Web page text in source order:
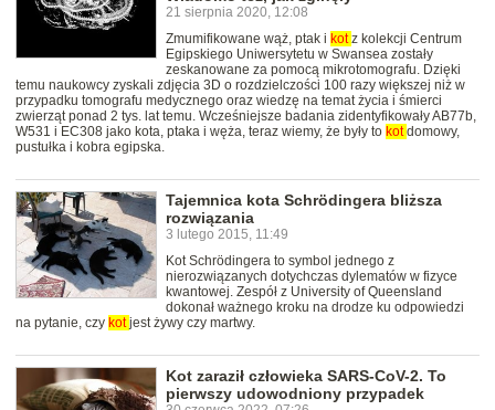
21 sierpnia 2020, 12:08
Zmumifikowane wąż, ptak i kotz kolekcji Centrum
Egipskiego Uniwersytetu w Swansea zostały
zeskanowane za pomocą mikrotomografu. Dzięki
temu naukowcy zyskali zdjęcia 3D o rozdzielczości 100 razy większej niż w
przypadku tomografu medycznego oraz wiedzę na temat życia i śmierci
zwierząt ponad 2 tys. lat temu. Wcześniejsze badania zidentyfikowały AB77b,
W531 i EC308 jako kota, ptaka i węża, teraz wiemy, że były to kotdomowy,
pustułka i kobra egipska.
Tajemnica kota Schrödingera bliższa
rozwiązania
3 lutego 2015, 11:49
Kot Schrödingera to symbol jednego z
nierozwiązanych dotychczas dylematów w fizyce
kwantowej. Zespół z University of Queensland
dokonał ważnego kroku na drodze ku odpowiedzi
na pytanie, czy kotjest żywy czy martwy.
Kot zaraził człowieka SARS-CoV-2. To
pierwszy udowodniony przypadek